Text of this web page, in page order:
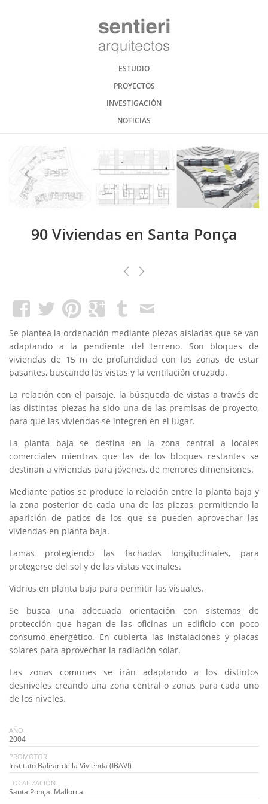
ESTUDIO
PROYECTOS
INVESTIGACIÓN
NOTICIAS
90 Viviendas en Santa Ponça
Se plantea la ordenación mediante piezas aisladas que se van
adaptando a la pendiente del terreno. Son bloques de
viviendas de 15 m de profundidad con las zonas de estar
pasantes, buscando las vistas y la ventilación cruzada.
La relación con el paisaje, la búsqueda de vistas a través de
las distintas piezas ha sido una de las premisas de proyecto,
para que las viviendas se integren en el lugar.
La planta baja se destina en la zona central a locales
comerciales mientras que las de los bloques restantes se
destinan a viviendas para jóvenes, de menores dimensiones.
Mediante patios se produce la relación entre la planta baja y
la zona posterior de cada una de las piezas, permitiendo la
aparición de patios de los que se pueden aprovechar las
viviendas en planta baja.
Lamas protegiendo las fachadas longitudinales, para
protegerse del sol y de las vistas vecinales.
Vidrios en planta baja para permitir las visuales.
Se busca una adecuada orientación con sistemas de
protección que hagan de las oficinas un edificio con poco
consumo energético. En cubierta las instalaciones y placas
solares para aprovechar la radiación solar.
Las zonas comunes se irán adaptando a los distintos
desniveles creando una zona central o zonas para cada uno
de los niveles.
AÑO
2004
PROMOTOR
Instituto Balear de la Vivienda (IBAVI)
LOCALIZACIÓN
Santa Ponça. Mallorca